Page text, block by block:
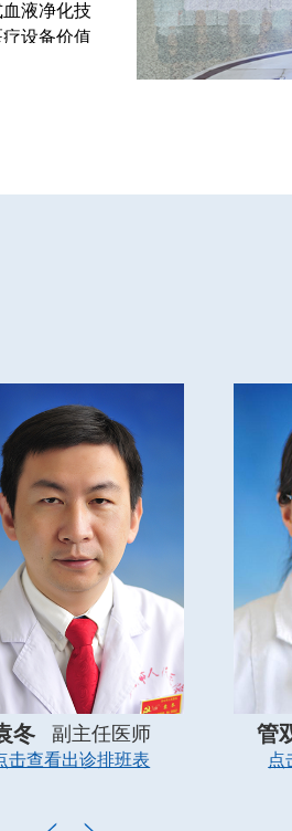
液净化技
设备价值
冬 副主任医师
击查看出诊排班表
管
点